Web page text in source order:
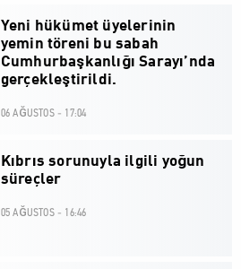
Yeni hükümet üyelerinin
yemin töreni bu sabah
Cumhurbaşkanlığı Sarayı’nda
gerçekleştirildi.
06 AĞUSTOS - 17:04
Kıbrıs sorunuyla ilgili yoğun
süreçler
05 AĞUSTOS - 16:46